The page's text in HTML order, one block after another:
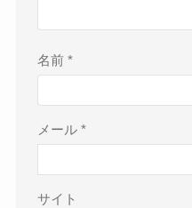
名前*
メール*
サイト